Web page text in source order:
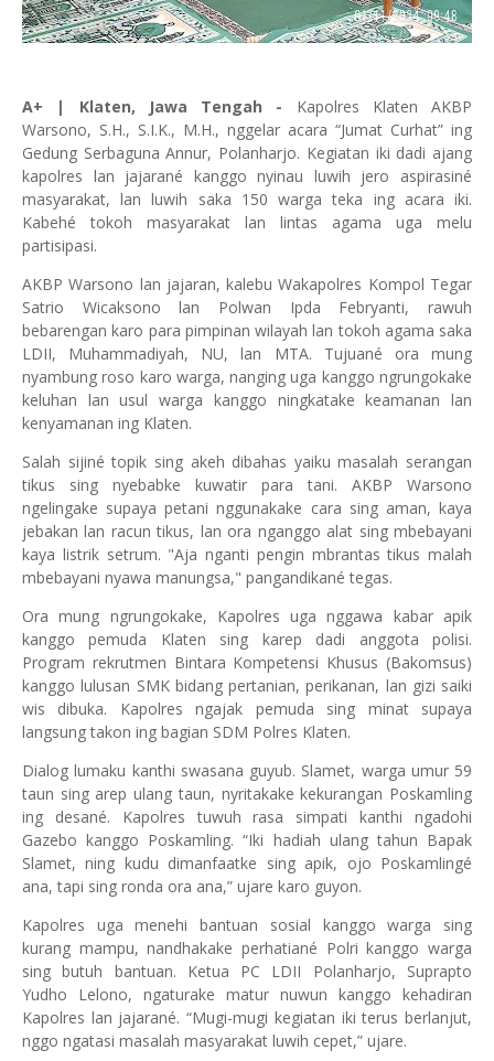
A+ | Klaten, Jawa Tengah - Kapolres Klaten AKBP
Warsono, S.H., S.I.K., M.H., nggelar acara “Jumat Curhat” ing
Gedung Serbaguna Annur, Polanharjo. Kegiatan iki dadi ajang
kapolres lan jajarané kanggo nyinau luwih jero aspirasiné
masyarakat, lan luwih saka 150 warga teka ing acara iki.
Kabehé tokoh masyarakat lan lintas agama uga melu
partisipasi.
AKBP Warsono lan jajaran, kalebu Wakapolres Kompol Tegar
Satrio Wicaksono lan Polwan Ipda Febryanti, rawuh
bebarengan karo para pimpinan wilayah lan tokoh agama saka
LDII, Muhammadiyah, NU, lan MTA. Tujuané ora mung
nyambung roso karo warga, nanging uga kanggo ngrungokake
keluhan lan usul warga kanggo ningkatake keamanan lan
kenyamanan ing Klaten.
Salah sijiné topik sing akeh dibahas yaiku masalah serangan
tikus sing nyebabke kuwatir para tani. AKBP Warsono
ngelingake supaya petani nggunakake cara sing aman, kaya
jebakan lan racun tikus, lan ora nganggo alat sing mbebayani
kaya listrik setrum. "Aja nganti pengin mbrantas tikus malah
mbebayani nyawa manungsa," pangandikané tegas.
Ora mung ngrungokake, Kapolres uga nggawa kabar apik
kanggo pemuda Klaten sing karep dadi anggota polisi.
Program rekrutmen Bintara Kompetensi Khusus (Bakomsus)
kanggo lulusan SMK bidang pertanian, perikanan, lan gizi saiki
wis dibuka. Kapolres ngajak pemuda sing minat supaya
langsung takon ing bagian SDM Polres Klaten.
Dialog lumaku kanthi swasana guyub. Slamet, warga umur 59
taun sing arep ulang taun, nyritakake kekurangan Poskamling
ing desané. Kapolres tuwuh rasa simpati kanthi ngadohi
Gazebo kanggo Poskamling. “Iki hadiah ulang tahun Bapak
Slamet, ning kudu dimanfaatke sing apik, ojo Poskamlingé
ana, tapi sing ronda ora ana,” ujare karo guyon.
Kapolres uga menehi bantuan sosial kanggo warga sing
kurang mampu, nandhakake perhatiané Polri kanggo warga
sing butuh bantuan. Ketua PC LDII Polanharjo, Suprapto
Yudho Lelono, ngaturake matur nuwun kanggo kehadiran
Kapolres lan jajarané. “Mugi-mugi kegiatan iki terus berlanjut,
nggo ngatasi masalah masyarakat luwih cepet,” ujare.